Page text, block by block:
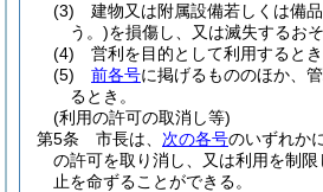
(3)
建物又は附属設備若しくは備品
う。)を損傷し、又は滅失するお
(4)
営利を目的として利用するとき
(5)
前各号に掲げるもののほか、
るとき。
(利用の許可の取消し等)
第5条
市長は、 次の各号のいずれか
の許可を取り消し、又は利用を制
止を命ずることができる。